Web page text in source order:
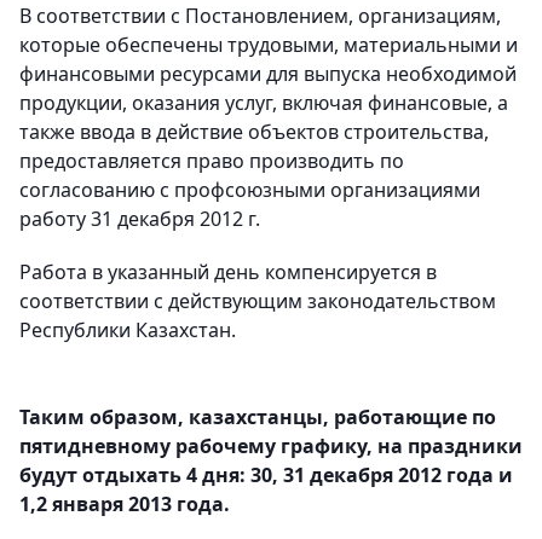
В соответствии с Постановлением, организациям,
которые обеспечены трудовыми, материальными и
финансовыми ресурсами для выпуска необходимой
продукции, оказания услуг, включая финансовые, а
также ввода в действие объектов строительства,
предоставляется право производить по
согласованию с профсоюзными организациями
работу 31 декабря 2012 г.
Работа в указанный день компенсируется в
соответствии с действующим законодательством
Республики Казахстан.
Таким образом, казахстанцы, работающие по
пятидневному рабочему графику, на праздники
будут отдыхать 4 дня: 30, 31 декабря 2012 года и
1,2 января 2013 года.